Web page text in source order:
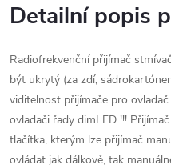
Detailní popis
Radiofrekvenční přijímač
být ukrytý (za zdí,
viditelnost přijímače pro
ovladači řady dimLED !!!
tlačítka, kterým lze přijímač
ovládat jak dálkově, tak